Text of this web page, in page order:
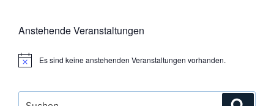
Anstehende Veranstaltungen
H
w
Es sind keine anstehenden Veranstaltungen vorhanden.